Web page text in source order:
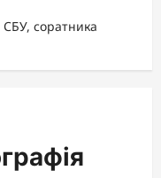
СБУ, соратника